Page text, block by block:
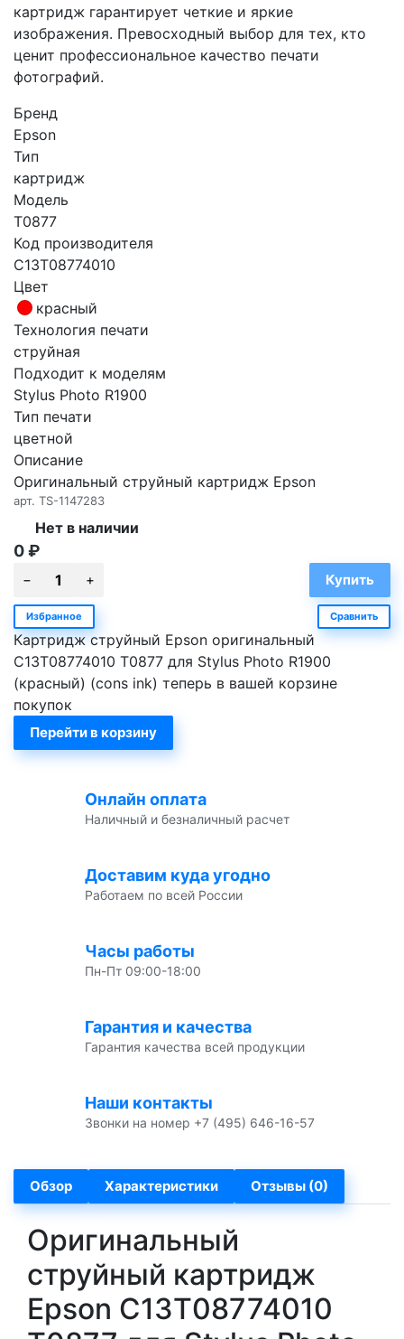
картридж гарантирует четкие и яркие
изображения. Превосходный выбор для тех, кто
ценит профессиональное качество печати
фотографий.
Бренд
Epson
Тип
картридж
Модель
T0877
Код производителя
C13T08774010
Цвет
красный
Технология печати
струйная
Подходит к моделям
Stylus Photo R1900
Тип печати
цветной
Описание
Оригинальный струйный картридж Epson
арт. TS-1147283
Нет в наличии
0₽
Избранное Сравнить
Картридж струйный Epson оригинальный
C13T08774010 T0877 для Stylus Photo R1900
(красный) (cons ink) теперь в вашей корзине
покупок
Перейти в корзину
Онлайн оплата
Наличный и безналичный расчет
Доставим куда угодно
Работаем по всей России
Часы работы
Пн-Пт 09:00-18:00
Гарантия и качества
Гарантия качества всей продукции
Наши контакты
Звонки на номер +7 (495) 646-16-57
Обзор Характеристики Отзывы (0)
Оригинальный
струйный картридж
Epson C13T08774010